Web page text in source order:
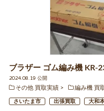
ブラザー ゴム編み機 KR-
2024.08.19 公開
その他 買取実績
編み機 買
さいたま市 出張買取 大和